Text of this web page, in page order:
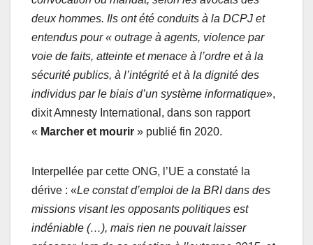
deux hommes. Ils ont été conduits à la DCPJ et
entendus pour « outrage à agents, violence par
voie de faits, atteinte et menace à l’ordre et à la
sécurité publics, à l’intégrité et à la dignité des
individus par le biais d’un système informatique»,
dixit Amnesty International, dans son rapport
« Marcher et mourir » publié fin 2020.
Interpellée par cette ONG, l’UE a constaté la
dérive : «Le constat d’emploi de la BRI dans des
missions visant les opposants politiques est
indéniable (…), mais rien ne pouvait laisser